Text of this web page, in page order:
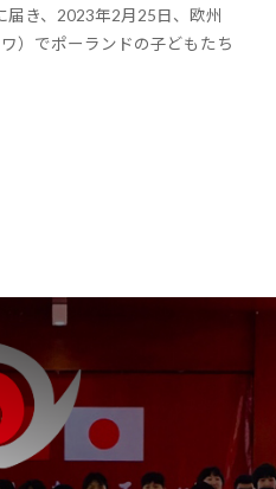
き、2023年2月25日、欧州
）でポーランドの子どもたち